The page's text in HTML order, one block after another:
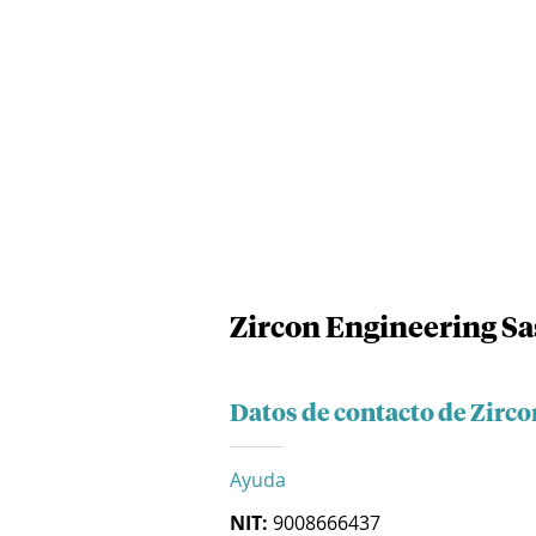
Zircon Engineering
Datos de contacto de
Ayuda
NIT: 9008666437